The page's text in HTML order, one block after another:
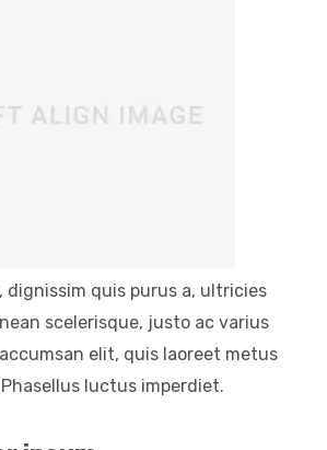
dignissim quis purus a, ultricies
scelerisque, justo ac varius
elit, quis laoreet metus
luctus imperdiet.